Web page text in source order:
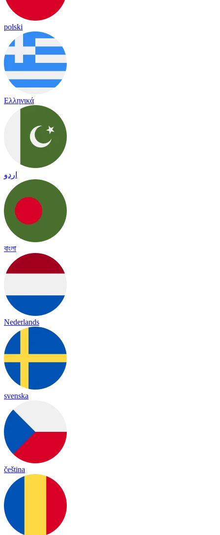
polski
Ελληνικά
اردو
বাংলা
Nederlands
svenska
čeština